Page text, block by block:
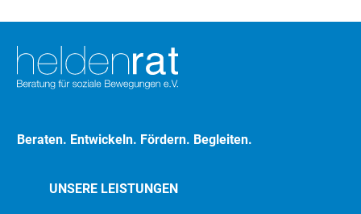
Beraten. Entwickeln. Fördern. Begleiten.
UNSERE LEISTUNGEN